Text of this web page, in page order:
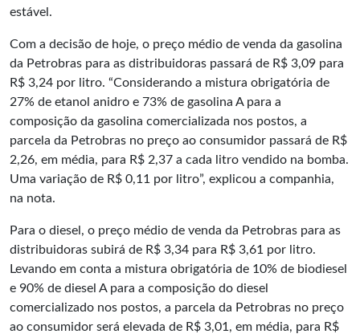
estável.
Com a decisão de hoje, o preço médio de venda da gasolina
da Petrobras para as distribuidoras passará de R$ 3,09 para
R$ 3,24 por litro. “Considerando a mistura obrigatória de
27% de etanol anidro e 73% de gasolina A para a
composição da gasolina comercializada nos postos, a
parcela da Petrobras no preço ao consumidor passará de R$
2,26, em média, para R$ 2,37 a cada litro vendido na bomba.
Uma variação de R$ 0,11 por litro”, explicou a companhia,
na nota.
Para o diesel, o preço médio de venda da Petrobras para as
distribuidoras subirá de R$ 3,34 para R$ 3,61 por litro.
Levando em conta a mistura obrigatória de 10% de biodiesel
e 90% de diesel A para a composição do diesel
comercializado nos postos, a parcela da Petrobras no preço
ao consumidor será elevada de R$ 3,01, em média, para R$